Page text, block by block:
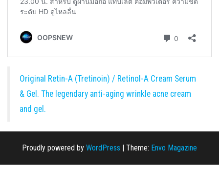
Original Retin-A (Tretinoin) / Retinol-A Cream Serum
& Gel. The legendary anti-aging wrinkle acne cream
and gel.
Proudly powered by WordPress | Theme: Envo Magazine